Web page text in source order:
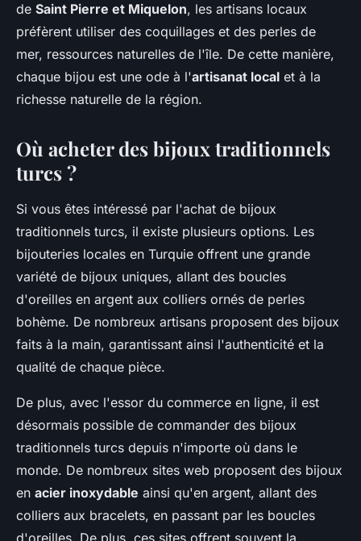
de Saint Pierre et Miquelon, les artisans locaux
préfèrent utiliser des coquillages et des perles de
mer, ressources naturelles de l'île. De cette manière,
chaque bijou est une ode à l'artisanat local et à la
richesse naturelle de la région.
Où acheter des bijoux traditionnels
turcs ?
Si vous êtes intéressé par l'achat de bijoux
traditionnels turcs, il existe plusieurs options. Les
bijouteries locales en Turquie offrent une grande
variété de bijoux uniques, allant des boucles
d'oreilles en argent aux colliers ornés de perles
bohème. De nombreux artisans proposent des bijoux
faits à la main, garantissant ainsi l'authenticité et la
qualité de chaque pièce.
De plus, avec l'essor du commerce en ligne, il est
désormais possible de commander des bijoux
traditionnels turcs depuis n'importe où dans le
monde. De nombreux sites web proposent des bijoux
en acier inoxydable ainsi qu'en argent, allant des
colliers aux bracelets, en passant par les boucles